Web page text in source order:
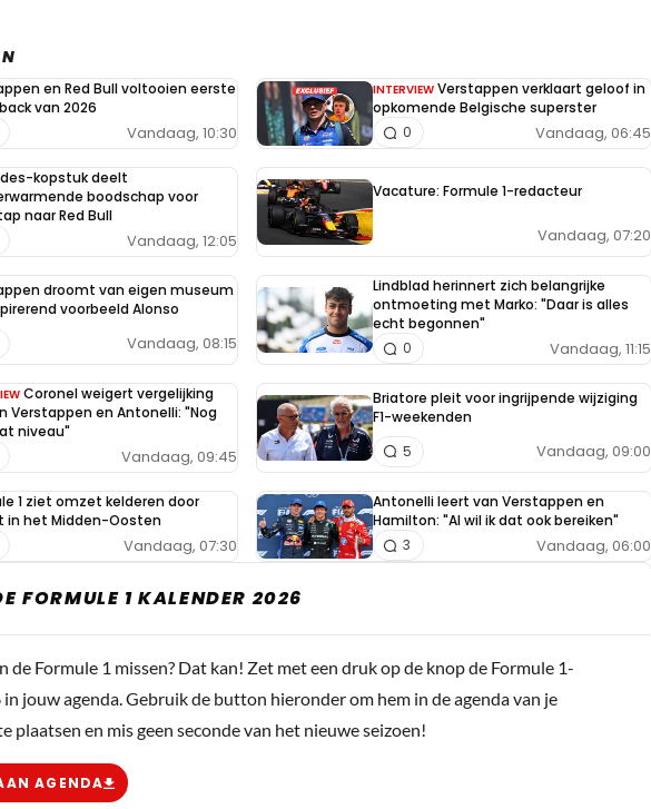
en Red Bull voltooien eerste
van 2026
Vandaag, 10:30
INTERVIEW Verstappen verklaart geloof in
opkomende Belgische superster
Vandaag, 06:45
0
kopstuk deelt
boodschap voor
naar Red Bull
Vandaag, 12:05
Vacature: Formule 1-redacteur
Vandaag, 07:20
droomt van eigen museum
voorbeeld Alonso
Vandaag, 08:15
Lindblad herinnert zich belangrijke
ontmoeting met Marko: "Daar is alles
echt begonnen"
Vandaag, 11:15
0
Coronel weigert vergelijking
Verstappen en Antonelli: "Nog
niveau"
Vandaag, 09:45
Briatore pleit voor ingrijpende wijziging
F1-weekenden
Vandaag, 09:00
5
1 ziet omzet kelderen door
in het Midden-Oosten
Vandaag, 07:30
Antonelli leert van Verstappen en
Hamilton: "Al wil ik dat ook bereiken"
Vandaag, 06:00
3
FORMULE 1 KALENDER 2026
de Formule 1 missen? Dat kan! Zet met een druk op de knop de Formule 1-
jouw agenda. Gebruik de button hieronder om hem in de agenda van je
plaatsen en mis geen seconde van het nieuwe seizoen!
AGENDA